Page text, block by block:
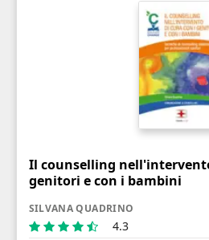
Il counselling
genitori e con i bambini
SILVANA QUADRINO
4.3